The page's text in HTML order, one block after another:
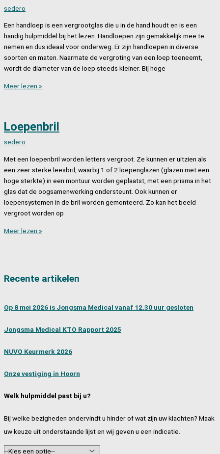
sedero
Een handloep is een vergrootglas die u in de hand houdt en is een
handig hulpmiddel bij het lezen. Handloepen zijn gemakkelijk mee te
nemen en dus ideaal voor onderweg. Er zijn handloepen in diverse
soorten en maten. Naarmate de vergroting van een loep toeneemt,
wordt de diameter van de loep steeds kleiner. Bij hoge
Handloep
Meer lezen »
Loepenbril
sedero
Met een loepenbril worden letters vergroot. Ze kunnen er uitzien als
een zeer sterke leesbril, waarbij 1 of 2 loepenglazen (glazen met een
hoge sterkte) in een montuur worden geplaatst, met een prisma in het
glas dat de oogsamenwerking ondersteunt. Ook kunnen er
loepensystemen in de bril worden gemonteerd. Zo kan het beeld
vergroot worden op
Loepenbril
Meer lezen »
Recente artikelen
Op 8 mei 2026 is Jongsma Medical vanaf 12.30 uur gesloten
Jongsma Medical KTO Rapport 2025
NUVO Keurmerk 2026
Onze vestiging in Hoorn
Welk hulpmiddel past bij u?
Bij welke bezigheden ondervindt u hinder of wat zijn uw klachten? Maak
uw keuze uit onderstaande lijst en wij geven u een indicatie.